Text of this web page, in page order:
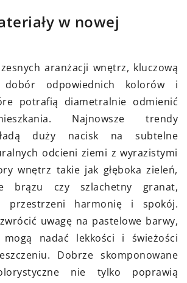
w nowej
aranżacji wnętrz, kluczową
odpowiednich kolorów i
potrafią diametralnie odmienić
Najnowsze trendy
duży nacisk na subtelne
odcieni ziemi z wyrazistymi
wnętrz takie jak głęboka zieleń,
brązu czy szlachetny granat,
przestrzeni harmonię i spokój.
uwagę na pastelowe barwy,
nadać lekkości i świeżości
Dobrze skomponowane
nie tylko poprawią